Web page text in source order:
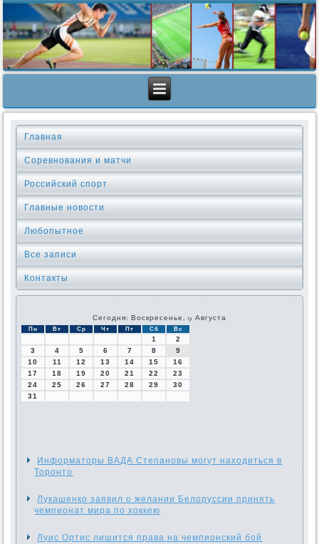
Главная
Соревнования и матчи
Российский спорт
Главные новости
Любопытное
Все записи
Контакты
Сегодня: Воскресенье, 9 Августа
Пн Вт Ср Чт Пт Сб Вс
1
2
3
4 5 6 7 8
9
10
11 12 13 14 15
16
17
18 19 20 21 22
23
24
25 26 27 28 29
30
31
Информаторы ВАДА Степановы могут находиться в
Торонто
Лукашенко заявил о желании Белоруссии принять
чемпионат мира по хоккею
Луис Ортис лишится права на чемпионский бой